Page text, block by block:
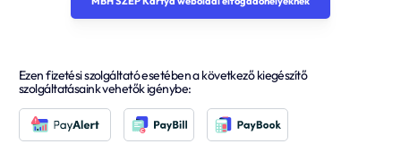
Ezen fizetési szolgáltató esetében a következő kiegészítő
szolgáltatásaink vehetők igénybe: